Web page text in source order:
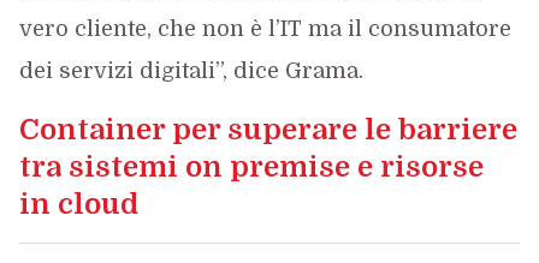
vero cliente, che non è l’IT ma il consumatore
dei servizi digitali”, dice Grama.
Container per superare le barriere
tra sistemi on premise e risorse
in cloud